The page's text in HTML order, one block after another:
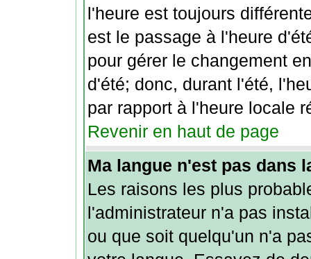
l'heure est toujours
est le passage à l'heure
pour gérer le changement
d'été; donc, durant l'été,
par rapport à l'heure locale
Revenir en haut de page
Ma langue n'est pas dans
Les raisons les plus
l'administrateur n'a pas
ou que soit quelqu'un n'a